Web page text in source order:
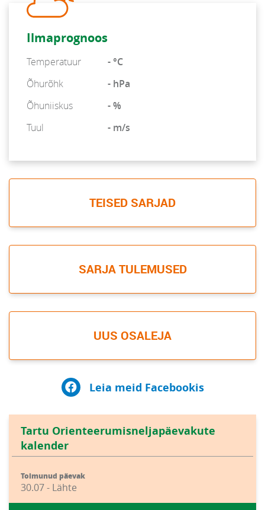
Ilmaprognoos
Temperatuur
- °C
Õhurõhk
- hPa
Õhuniiskus
- %
Tuul
- m/s
TEISED SARJAD
SARJA TULEMUSED
UUS OSALEJA
Leia meid Facebookis
Tartu Orienteerumisneljapäevakute
kalender
Toimunud päevak
30.07 - Lähte